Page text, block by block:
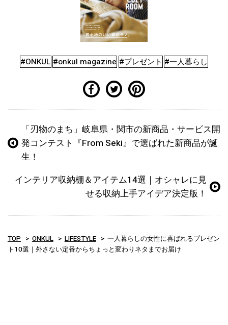
#ONKUL #onkul magazine #プレゼント #一人暮らし
「刃物のまち」岐阜県・関市の新商品・サービス開
発コンテスト『From Seki』で選ばれた新商品が誕
生！
インテリア収納棚＆アイテム14選｜オシャレに見
せる収納上手アイデア決定版！
TOP ONKUL LIFESTYLE
一人暮らしの女性に喜ばれるプレゼン
ト10選｜外さない定番からちょっと変わりネタまでお届け